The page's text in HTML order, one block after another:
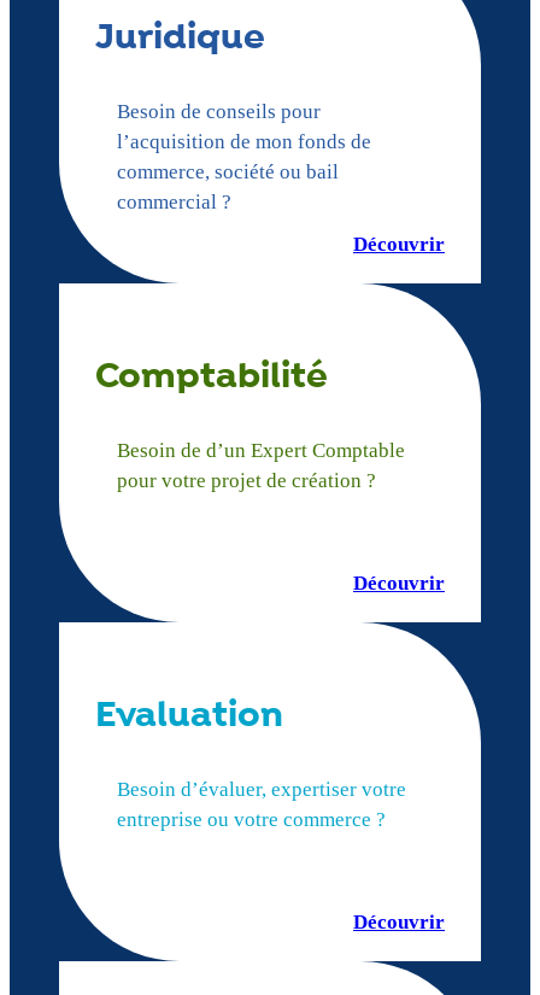
Juridique
Besoin de conseils pour
l’acquisition de mon fonds de
commerce, société ou bail
commercial ?
Découvrir
Comptabilité
Besoin de d’un Expert Comptable
pour votre projet de création ?
Découvrir
Evaluation
Besoin d’évaluer, expertiser votre
entreprise ou votre commerce ?
Découvrir